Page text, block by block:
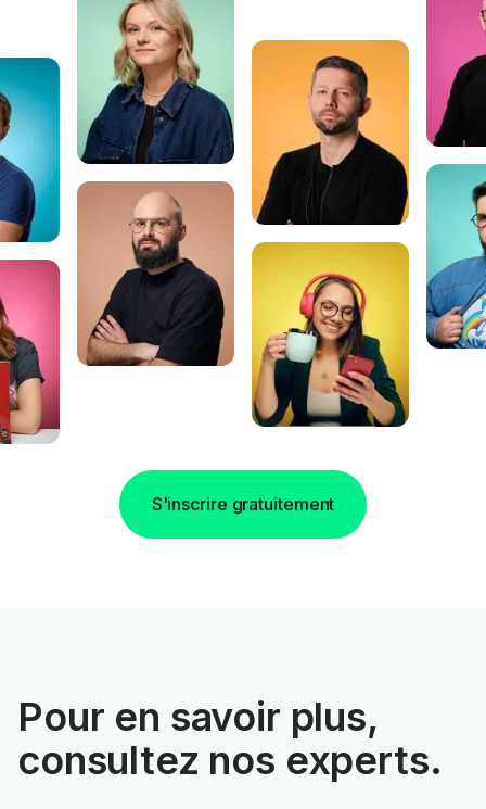
S'inscrire gratuitement
Pour en savoir plus,
consultez nos experts.